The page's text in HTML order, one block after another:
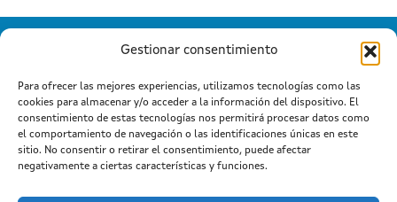
Gestionar consentimiento
Para ofrecer las mejores experiencias, utilizamos tecnologías como las
cookies para almacenar y/o acceder a la información del dispositivo. El
consentimiento de estas tecnologías nos permitirá procesar datos como
el comportamiento de navegación o las identificaciones únicas en este
sitio. No consentir o retirar el consentimiento, puede afectar
negativamente a ciertas características y funciones.
Información mantida e publicada na Internet pola Xunta de
Galicia
Atención a cidadanía|Suxestións e queixas
Aviso legal